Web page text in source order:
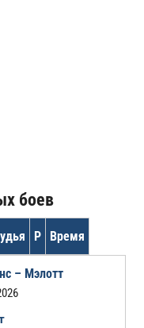
боев
Р Время
– Мэлотт